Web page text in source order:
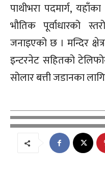
पाथीभरा पदमार्ग,
भौतिक पूर्वाधारको
जनाइएको छ । मन्दिर
इन्टरनेट सहितको
सोलार बत्ती जडानका